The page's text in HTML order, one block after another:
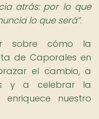
atrás: por lo que
lo que será .
sobre cómo la
de Caporales en
el cambio, a
y a celebrar la
nuestro